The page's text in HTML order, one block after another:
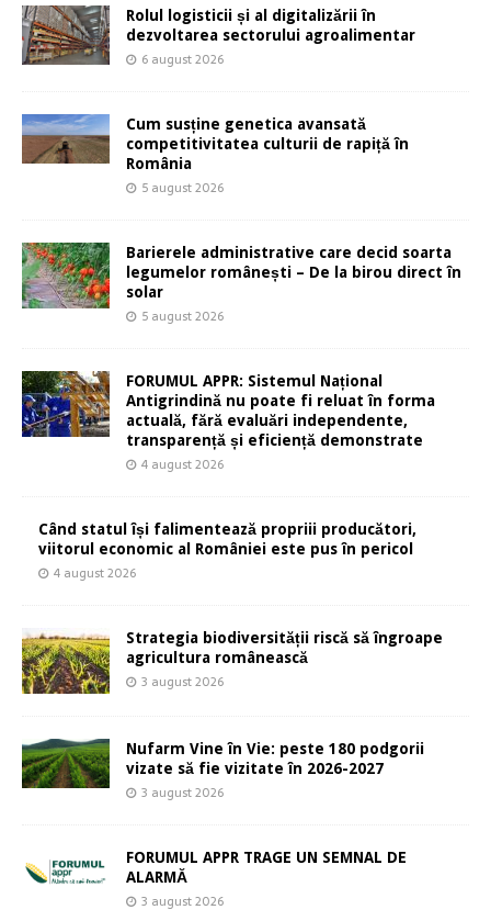
Rolul logisticii și al digitalizării în
dezvoltarea sectorului agroalimentar
6 august 2026
Cum susține genetica avansată
competitivitatea culturii de rapiță în
România
5 august 2026
Barierele administrative care decid soarta
legumelor românești – De la birou direct în
solar
5 august 2026
FORUMUL APPR: Sistemul Național
Antigrindină nu poate fi reluat în forma
actuală, fără evaluări independente,
transparență și eficiență demonstrate
4 august 2026
Când statul își falimentează propriii producători,
viitorul economic al României este pus în pericol
4 august 2026
Strategia biodiversității riscă să îngroape
agricultura românească
3 august 2026
Nufarm Vine în Vie: peste 180 podgorii
vizate să fie vizitate în 2026-2027
3 august 2026
FORUMUL APPR TRAGE UN SEMNAL DE
ALARMĂ
3 august 2026